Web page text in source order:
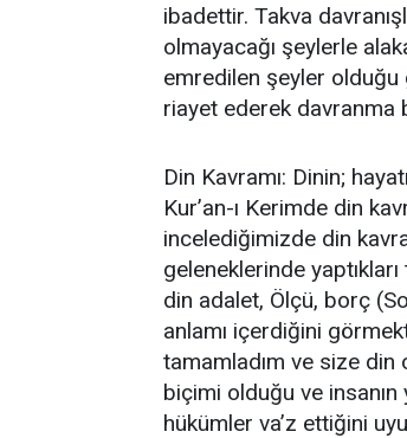
ibadettir. Takva
olmayacağı şeylerle
emredilen şeyler olduğu
riayet ederek davranma
Din Kavramı: Dinin;
Kur’an-ı Kerimde din
incelediğimizde din
geleneklerinde
din adalet, Ölçü, borç
anlamı içerdiğini
tamamladım ve size din
biçimi olduğu ve insanın
hükümler va’z ettiğini